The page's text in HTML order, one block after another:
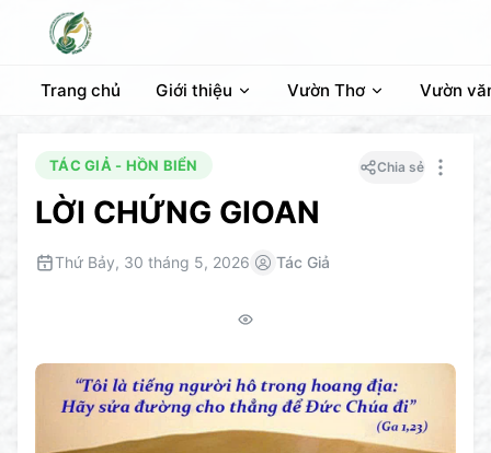
Trang chủ Giới thiệu Vườn Thơ Vườn
TÁC GIẢ - HỒN BIỂN
LỜI CHỨNG GIOAN
Chia sẻ
Thứ Bảy, 30 tháng 5, 2026 Tác Giả